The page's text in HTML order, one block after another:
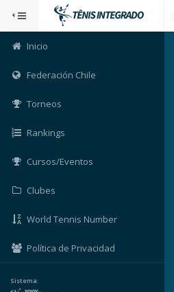
Inicio
Federación Chile
Torneos
Rankings
Cursos/Eventos
Clubes
World Tennis Number
Política de Privacidad
Sistema: